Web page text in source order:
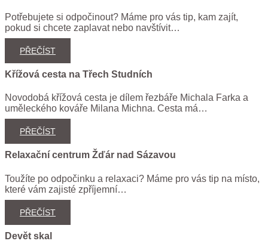
Potřebujete si odpočinout? Máme pro vás tip, kam zajít,
pokud si chcete zaplavat nebo navštívit…
PŘEČÍST
Křížová cesta na Třech Studních
Novodobá křížová cesta je dílem řezbáře Michala Farka a
uměleckého kováře Milana Michna. Cesta má…
PŘEČÍST
Relaxační centrum Žďár nad Sázavou
Toužíte po odpočinku a relaxaci? Máme pro vás tip na místo,
které vám zajisté zpříjemní…
PŘEČÍST
Devět skal